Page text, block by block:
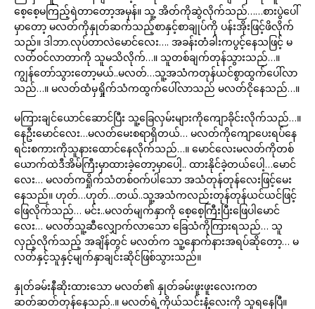
စေ့စေ့မကြည့်ရဲတာတော့အမှန်။ သူ့ အိတ်ကိုဆွဲလိုက်သည်……စားပွဲပေါ်
မှာတော့ မလတ်ကိုနှုတ်ဆက်သည့်စာနှင့်စာချုပ်ကို ပန်းအိုးဖြင့်ဖိလိုက်
သည်။ ဒါဘာ.လုပ်တာလဲမောင်လေး…. အခန်းတံခါးကပွင့်နေသဖြင့် မ
လတ်ဝင်လာတာကို သူမသိလိုက်…။ သူတစ်ချက်တုန်သွားသည်…။
ကျွန်တော်သွားတော့မယ်..မလတ်…သူ့အသံကတုန်ယင်စွာထွက်ပေါ်လာ
သည်…။ မလတ်ထံမှရှိုက်သံကထွက်ပေါ်လာသည် မလတ်ငိုနေသည်…။
မကြားချင်ယောင်ဆောင်ပြီး သူ့ခြေလှမ်းများကိုကျောခိုင်းလိုက်သည်…။
နေဦးမောင်လေး…မလတ်မေးစရာရှိတယ်… မလတ်ကိုကျောပေးရပ်နေ
ရင်းစကားကိုသူနားထောင်နေလိုက်သည်…။ မောင်လေးမလတ်ကိုတစ်
ယောက်ထဲဒီအိမ်ကြီးမှာထားခဲ့တော့မှာပေါ့.. ထားနိုင်ခဲ့တယ်ပေါ့…မောင်
လေး… မလတ်ကရှိုက်သံတစ်ဝက်ပါသော အသံတုန်တုန်လေးဖြင့်မေး
နေသည်။ ဟုတ်…ဟုတ်…တယ်..သူ့အသံကလည်းတုန်တုန်ယင်ယင်ဖြင့်
ဖြေလိုက်သည်… မင်း..မလတ်မျက်နှာကို စေ့စေ့ကြီးပြီးဖြေပါမောင်
လေး… မလတ်သူ့ဆီလျှောက်လာသော ခြေသံကိုကြားရသည်… သူ
လှည့်လိုက်သည့် အချိန်တွင် မလတ်က သူ့နောက်နားအရပ်ဆိုတော့… မ
လတ်နှင့်သူနှင့်မျက်နှာချင်းဆိုင်ဖြစ်သွားသည်။
နှုတ်ခမ်းနီဆိုးထားသော မလတ်၏ နှုတ်ခမ်းဖူးဖူးလေးကတ
ဆတ်ဆတ်တုန်နေသည်..။ မလတ်ရဲ့ကိုယ်သင်းနံ့လေးကို သူရနေပြီ။